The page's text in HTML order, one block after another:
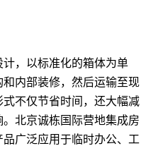
，以标准化的箱体为单
内部装修，然后运输至现
不仅节省时间，还大幅减
北京诚栋国际营地集成房
广泛应用于临时办公、工